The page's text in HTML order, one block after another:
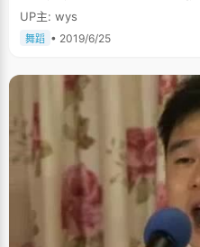
UP主: wys
舞蹈 • 2019/6/25